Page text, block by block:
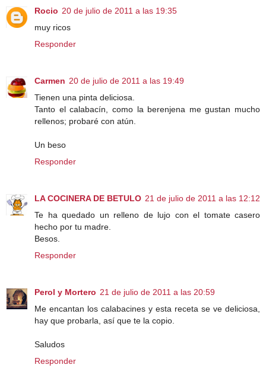
Rocio 20 de julio de 2011 a las 19:35
muy ricos
Responder
Carmen 20 de julio de 2011 a las 19:49
Tienen una pinta deliciosa.
Tanto el calabacín, como la berenjena me gustan mucho
rellenos; probaré con atún.
Un beso
Responder
LA COCINERA DE BETULO 21 de julio de 2011 a las 12:12
Te ha quedado un relleno de lujo con el tomate casero
hecho por tu madre.
Besos.
Responder
Perol y Mortero 21 de julio de 2011 a las 20:59
Me encantan los calabacines y esta receta se ve deliciosa,
hay que probarla, así que te la copio.
Saludos
Responder